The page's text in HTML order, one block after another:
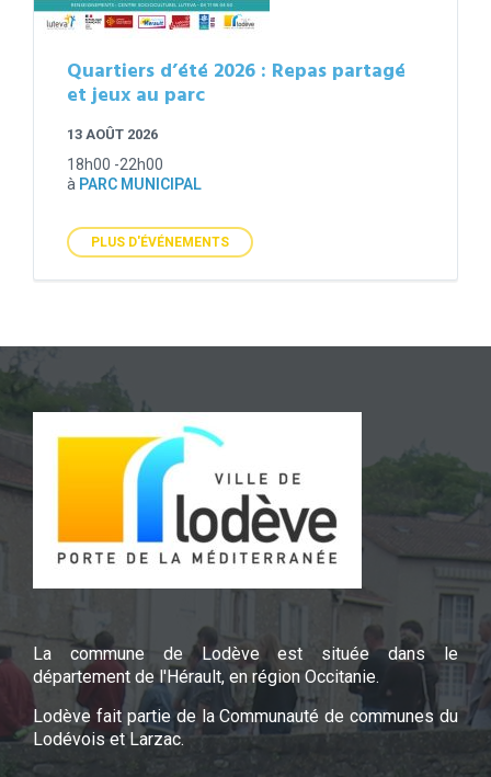
Quartiers d’été 2026 : Repas partagé
et jeux au parc
13 AOÛT 2026
18h00 -22h00
à PARC MUNICIPAL
PLUS D'ÉVÉNEMENTS
La commune de Lodève est située dans le
département de l'Hérault, en région Occitanie.
Lodève fait partie de la Communauté de communes du
Lodévois et Larzac.